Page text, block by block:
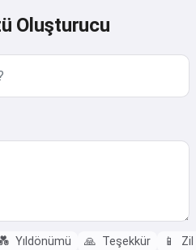
Oluşturucu
Yıldönümü 🙏 Teşekkür 📱